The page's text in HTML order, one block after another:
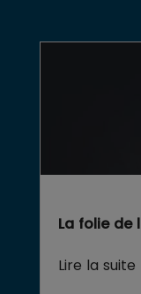
La folie de
Lire la suite